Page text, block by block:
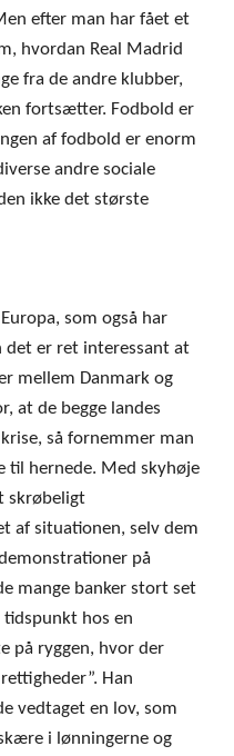
efter man har fået et
hvordan Real Madrid
fra de andre klubber,
fortsætter. Fodbold er
af fodbold er enorm
andre sociale
ikke det største
som også har
det er ret interessant at
mellem Danmark og
at de begge landes
så fornemmer man
hernede. Med skyhøje
skrøbeligt
af situationen, selv dem
på
mange banker stort set
hos en
på ryggen, hvor der
Han
vedtaget en lov, som
i lønningerne og